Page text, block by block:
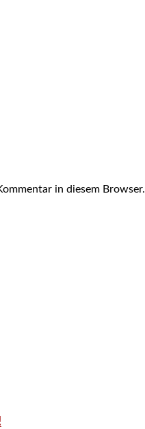
in diesem Browser.